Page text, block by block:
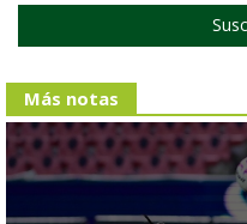
Más notas